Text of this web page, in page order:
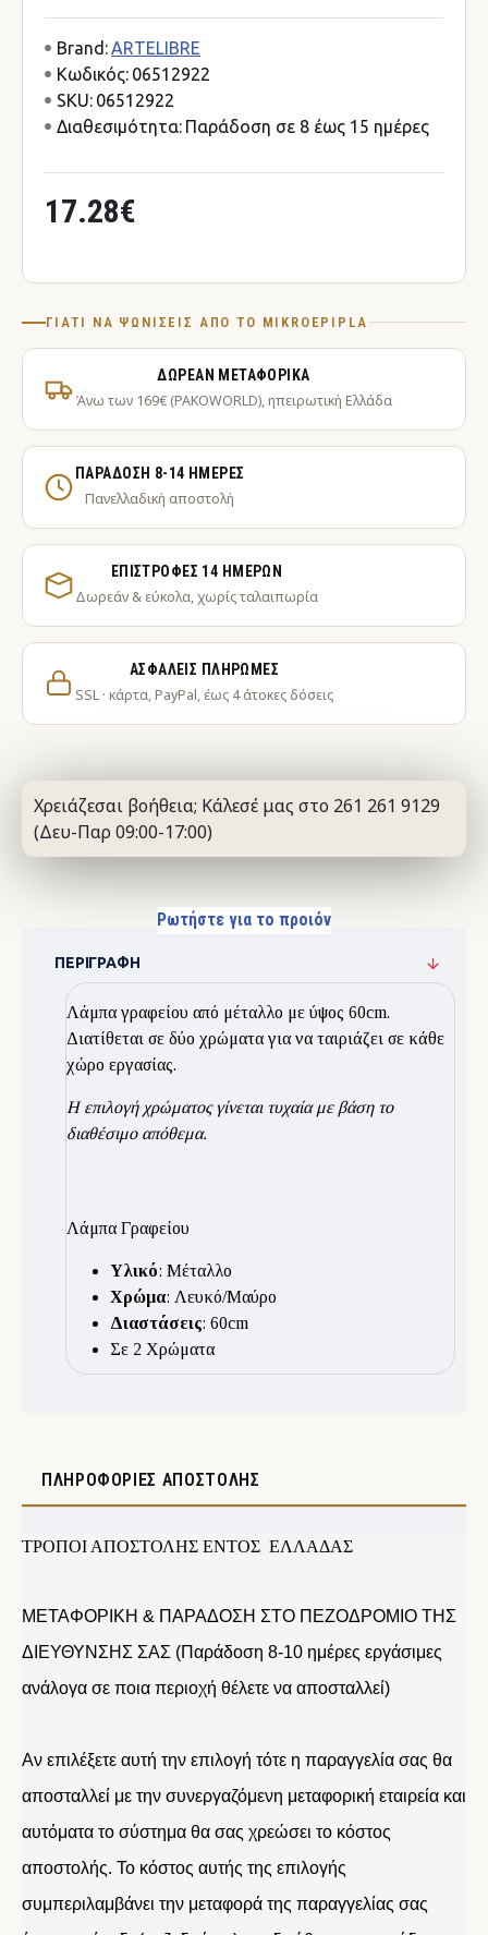
17.28€
Brand:ARTELIBRE
Κωδικός: 06512922
SKU: 06512922
Διαθεσιμότητα: Παράδοση σε 8 έως 15 ημέρες
ΓΙΑΤΊ ΝΑ ΨΩΝΊΣΕΙΣ ΑΠΌ ΤΟ MIKROEPIPLA
ΔΩΡΕΆΝ ΜΕΤΑΦΟΡΙΚΆ
Άνω των 169€ (PAKOWORLD), ηπειρωτική Ελλάδα
ΠΑΡΆΔΟΣΗ 8-14 ΗΜΈΡΕΣ
Πανελλαδική αποστολή
ΕΠΙΣΤΡΟΦΈΣ 14 ΗΜΕΡΏΝ
Δωρεάν & εύκολα, χωρίς ταλαιπωρία
ΑΣΦΑΛΕΊΣ ΠΛΗΡΩΜΈΣ
SSL · κάρτα, PayPal, έως 4 άτοκες δόσεις
Χρειάζεσαι βοήθεια; Κάλεσέ μας στο 261 261 9129
(Δευ-Παρ 09:00-17:00)
Ρωτήστε για το προιόν
ΠΕΡΙΓΡΑΦΉ
Λάμπα γραφείου από μέταλλο με ύψος 60cm.
Διατίθεται σε δύο χρώματα για να ταιριάζει σε κάθε
χώρο εργασίας.
Η επιλογή χρώματος γίνεται τυχαία με βάση το
διαθέσιμο απόθεμα.
Λάμπα Γραφείου
Υλικό: Μέταλλο
Χρώμα: Λευκό/Μαύρο
Διαστάσεις: 60cm
Σε 2 Χρώματα
ΠΛΗΡΟΦΟΡΊΕΣ ΑΠΟΣΤΟΛΉΣ
ΤΡΟΠΟΙ ΑΠΟΣΤΟΛΗΣ ΕΝΤΟΣ ΕΛΛΑΔΑΣ
ΜΕΤΑΦΟΡΙΚΗ & ΠΑΡΑΔΟΣΗ ΣΤΟ ΠΕΖΟΔΡΟΜΙΟ ΤΗΣ
ΔΙΕΥΘΥΝΣΗΣ ΣΑΣ (Παράδοση 8-10 ημέρες εργάσιμες
ανάλογα σε ποια περιοχή θέλετε να αποσταλλεί)
Αν επιλέξετε αυτή την επιλογή τότε η παραγγελία σας θα
αποσταλλεί με την συνεργαζόμενη μεταφορική εταιρεία και
αυτόματα το σύστημα θα σας χρεώσει το κόστος
αποστολής. Το κόστος αυτής της επιλογής
συμπεριλαμβάνει την μεταφορά της παραγγελίας σας